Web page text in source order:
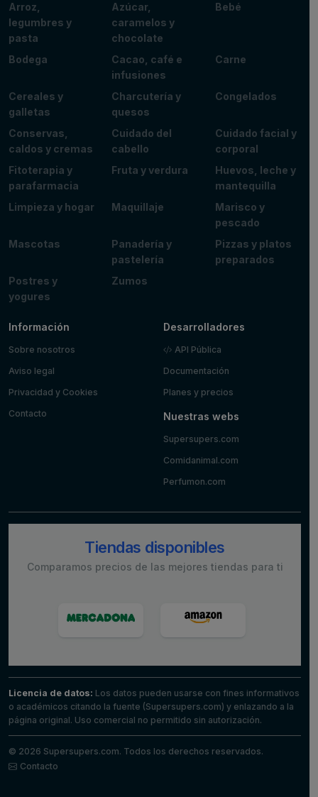
Arroz,
legumbres y
pasta
Azúcar,
caramelos y
chocolate
Bebé
Bodega
Cacao, café e
infusiones
Carne
Cereales y
galletas
Charcutería y
quesos
Congelados
Conservas,
caldos y cremas
Cuidado del
cabello
Cuidado facial y
corporal
Fitoterapia y
parafarmacia
Fruta y verdura
Huevos, leche y
mantequilla
Limpieza y hogar
Maquillaje
Marisco y
pescado
Mascotas
Panadería y
pastelería
Pizzas y platos
preparados
Postres y
yogures
Zumos
Información
Sobre nosotros
Aviso legal
Privacidad y Cookies
Contacto
Desarrolladores
API Pública
Documentación
Planes y precios
Nuestras webs
Supersupers.com
Comidanimal.com
Perfumon.com
Tiendas disponibles
Comparamos precios de las mejores tiendas para ti
Licencia de datos: Los datos pueden usarse con fines informativos
o académicos citando la fuente (Supersupers.com) y enlazando a la
página original. Uso comercial no permitido sin autorización.
© 2026 Supersupers.com. Todos los derechos reservados.
Contacto